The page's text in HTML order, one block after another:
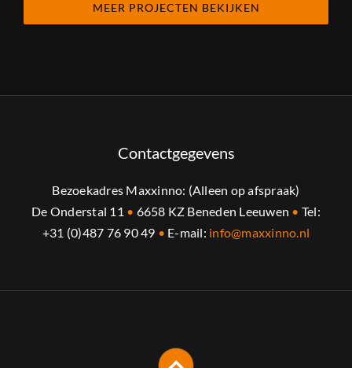
MEER PROJECTEN BEKIJKEN
Contactgegevens
Bezoekadres Maxxinno: (Alleen op afspraak)
De Onderstal 11 • 6658 KZ Beneden Leeuwen • Tel:
+31 (0)487 76 90 49 • E-mail: info@maxxinno.nl